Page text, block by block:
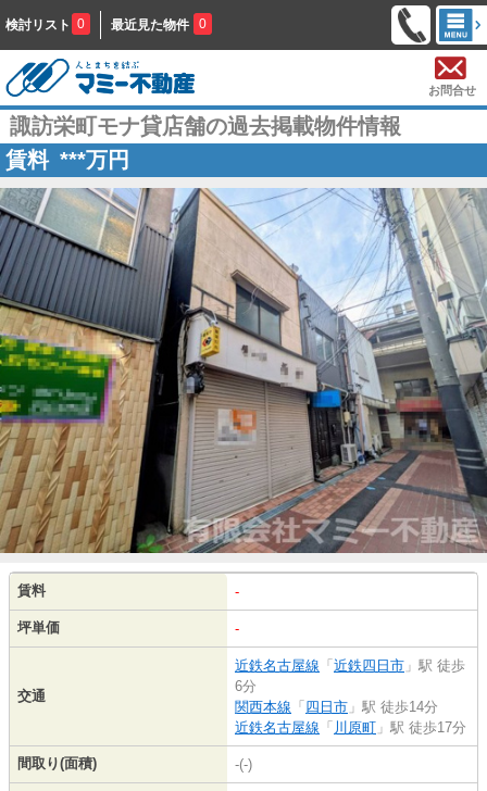
検討リスト 0 最近見た物件 0
お問合せ
諏訪栄町モナ貸店舗の過去掲載物件情報
賃料 ***万円
賃料 -
坪単価 -
交通
近鉄名古屋線 「 近鉄四日市 」駅 徒歩
6分
関西本線 「 四日市 」駅 徒歩14分
近鉄名古屋線 「 川原町 」駅 徒歩17分
間取り(面積) -(-)